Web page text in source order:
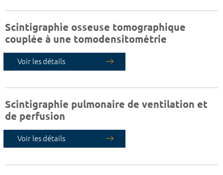
Scintigraphie osseuse tomographique
couplée à une tomodensitométrie
Voir les détails
Scintigraphie pulmonaire de ventilation et
de perfusion
Voir les détails